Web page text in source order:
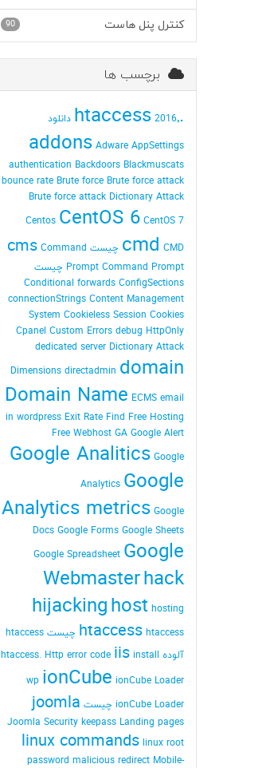
90 کنترل پنل هاست
برچسب ها
.htaccess2016٬ دانلود
addons Adware AppSettings
authentication Backdoors Blackmuscats
bounce rate Brute force Brute force attack
Brute force attack Dictionary Attack
Centos CentOS 6 CentOS 7
cmd CMD چیست cms Command
Prompt Command Prompt چیست
Conditional forwards ConfigSections
connectionStrings Content Management
System Cookieless Session Cookies
Cpanel Custom Errors debug HttpOnly
dedicated server Dictionary Attack
Dimensions directadmin domain
Domain Name ECMS email
in wordpress Exit Rate Find Free Hosting
Free Webhost GA Google Alert
Google Analitics Google
Analytics Google
Analytics metrics Google
Docs Google Forms Google Sheets
Google Spreadsheet Google
Webmasterhack
hijackinghost hosting
htaccess htaccess چیست
htaccess
آلوده
htaccess. Http error code iis install
wp ionCube ionCube Loader
ionCube Loader چیست
joomla
Joomla Security keepass Landing pages
linux commands linux root
password malicious redirect Mobile-